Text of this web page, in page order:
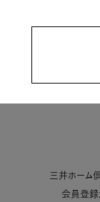
三井ホーム
会員登録